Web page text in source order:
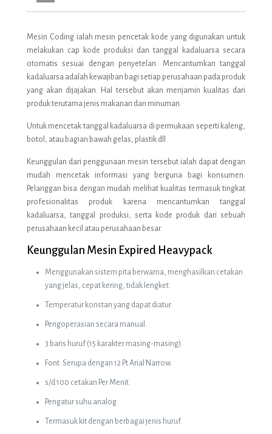
Mesin Coding ialah mesin pencetak kode yang digunakan untuk
melakukan cap kode produksi dan tanggal kadaluarsa secara
otomatis sesuai dengan penyetelan. Mencantumkan tanggal
kadaluarsa adalah kewajiban bagi setiap perusahaan pada produk
yang akan dijajakan. Hal tersebut akan menjamin kualitas dari
produk terutama jenis makanan dan minuman.
Untuk mencetak tanggal kadaluarsa di permukaan seperti kaleng,
botol, atau bagian bawah gelas, plastik dll
Keunggulan dari penggunaan mesin tersebut ialah dapat dengan
mudah mencetak informasi yang berguna bagi konsumen.
Pelanggan bisa dengan mudah melihat kualitas termasuk tingkat
profesionalitas produk karena mencantumkan tanggal
kadaluarsa, tanggal produksi, serta kode produk dari sebuah
perusahaan kecil atau perusahaan besar.
Keunggulan Mesin Expired Heavypack
Menggunakan sistem pita berwarna, menghasilkan cetakan
yang jelas, cepat kering, tidak lengket.
Temperatur konstan yang dapat diatur.
Pengoperasian secara manual.
3 baris huruf (15 karakter masing-masing).
Font: Serupa dengan 12 Pt Arial Narrow.
s/d 100 cetakan Per Menit.
Pengatur suhu analog.
Termasuk kit dengan berbagai jenis huruf.